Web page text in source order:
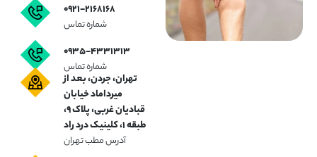
۰۹۲۱-۲۱۶۸۱۶۸
شماره تماس
۰۹۳۵-۴۳۳۱۳۱۳
شماره تماس
تهران، جردن، بعد از
میرداماد خیابان
قبادیان غربی، پلاک ۹،
طبقه ۱، کلینیک درد راد
آدرس مطب تهران